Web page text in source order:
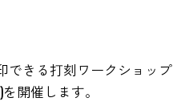
できる打刻ワークショップ
開催します。